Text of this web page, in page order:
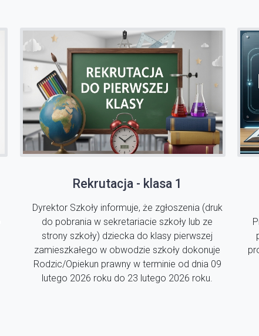
Rekrutacja - klasa 1
Dyrektor Szkoły informuje, że zgłoszenia (druk
do pobrania w sekretariacie szkoły lub ze
strony szkoły) dziecka do klasy pierwszej
zamieszkałego w obwodzie szkoły dokonuje
Rodzic/Opiekun prawny w terminie od dnia 09
lutego 2026 roku do 23 lutego 2026 roku.